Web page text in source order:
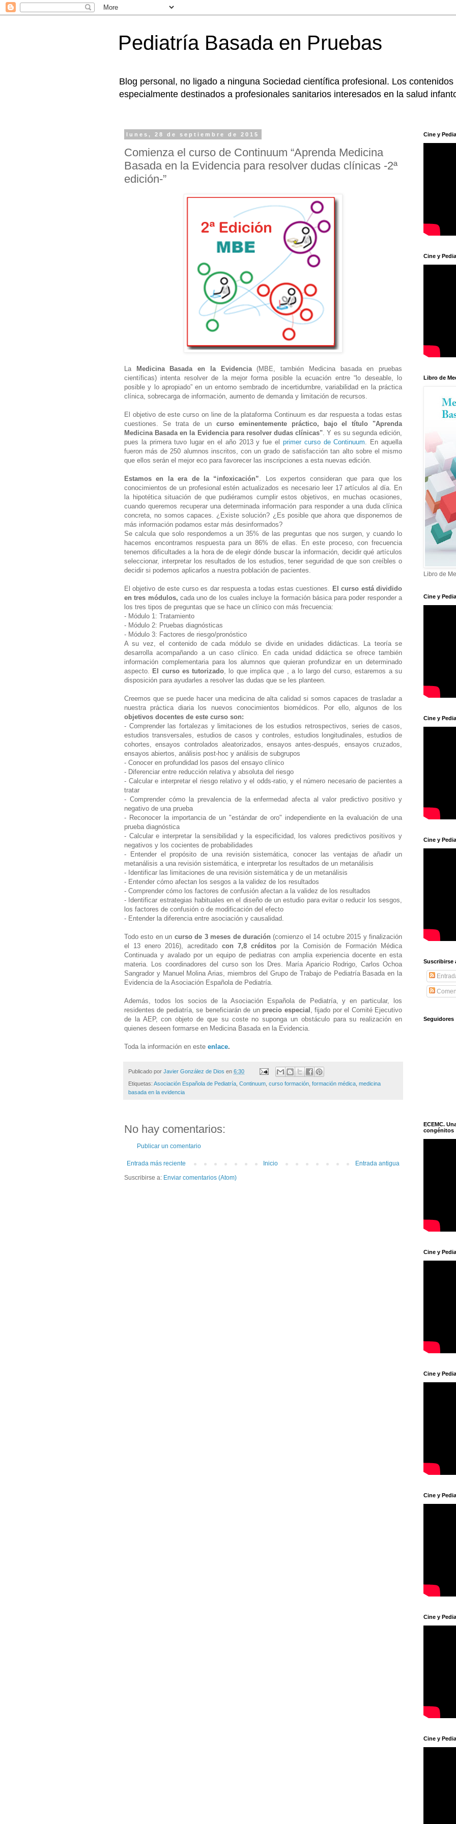
Pediatría Basada en Pruebas
Blog personal, no ligado a ninguna Sociedad científica profesional. Los
especialmente destinados a profesionales sanitarios interesados en la salud
lunes, 28 de septiembre de 2015
Comienza el curso de Continuum “Aprenda Medicina
Basada en la Evidencia para resolver dudas clínicas -2ª
edición-”
La Medicina Basada en la Evidencia(MBE, también Medicina basada en pruebas
científicas) intenta resolver de la mejor forma posible la ecuación entre “lo deseable, lo
posible y lo apropiado” en un entorno sembrado de incertidumbre, variabilidad en la práctica
clínica, sobrecarga de información, aumento de demanda y limitación de recursos.
El objetivo de este curso on line de la plataforma Continuum es dar respuesta a todas estas
cuestiones. Se trata de uncurso eminentemente práctico, bajo el título "Aprenda
Medicina Basada en la Evidencia para resolver dudas clínicas" . Y es su segunda edición,
pues la primera tuvo lugar en el año 2013 y fue el primer curso de Continuum . En aquella
fueron más de 250 alumnos inscritos, con un grado de satisfacción tan alto sobre el mismo
que ellos serán el mejor eco para favorecer las inscripciones a esta nuevas edición.
Estamos en la era de la “infoxicación” . Los expertos consideran que para que los
conocimientos de un profesional estén actualizados es necesario leer 17 artículos al día. En
la hipotética situación de que pudiéramos cumplir estos objetivos, en muchas ocasiones,
cuando queremos recuperar una determinada información para responder a una duda clínica
concreta, no somos capaces. ¿Existe solución? ¿Es posible que ahora que disponemos de
más información podamos estar más desinformados?
Se calcula que solo respondemos a un 35% de las preguntas que nos surgen, y cuando lo
hacemos encontramos respuesta para un 86% de ellas. En este proceso, con frecuencia
tenemos dificultades a la hora de de elegir dónde buscar la información, decidir qué artículos
seleccionar, interpretar los resultados de los estudios, tener seguridad de que son creíbles o
decidir si podemos aplicarlos a nuestra población de pacientes.
El objetivo de este curso es dar respuesta a todas estas cuestiones. El curso está dividido
en tres módulos, cada uno de los cuales incluye la formación básica para poder responder a
los tres tipos de preguntas que se hace un clínico con más frecuencia:
- Módulo 1: Tratamiento
- Módulo 2: Pruebas diagnósticas
- Módulo 3: Factores de riesgo/pronóstico
A su vez, el contenido de cada módulo se divide en unidades didácticas. La teoría se
desarrolla acompañando a un caso clínico. En cada unidad didáctica se ofrece también
información complementaria para los alumnos que quieran profundizar en un determinado
aspecto. El curso es tutorizado , lo que implica que , a lo largo del curso, estaremos a su
disposición para ayudarles a resolver las dudas que se les planteen.
Creemos que se puede hacer una medicina de alta calidad si somos capaces de trasladar a
nuestra práctica diaria los nuevos conocimientos biomédicos. Por ello, algunos de los
objetivos docentes de este curso son:
- Comprender las fortalezas y limitaciones de los estudios retrospectivos, series de casos,
estudios transversales, estudios de casos y controles, estudios longitudinales, estudios de
cohortes, ensayos controlados aleatorizados, ensayos antes-después, ensayos cruzados,
ensayos abiertos, análisis post-hoc y análisis de subgrupos
- Conocer en profundidad los pasos del ensayo clínico
- Diferenciar entre reducción relativa y absoluta del riesgo
- Calcular e interpretar el riesgo relativo y el odds-ratio, y el número necesario de pacientes a
tratar
- Comprender cómo la prevalencia de la enfermedad afecta al valor predictivo positivo y
negativo de una prueba
- Reconocer la importancia de un "estándar de oro" independiente en la evaluación de una
prueba diagnóstica
- Calcular e interpretar la sensibilidad y la especificidad, los valores predictivos positivos y
negativos y los cocientes de probabilidades
- Entender el propósito de una revisión sistemática, conocer las ventajas de añadir un
metanálisis a una revisión sistemática, e interpretar los resultados de un metanálisis
- Identificar las limitaciones de una revisión sistemática y de un metanálisis
- Entender cómo afectan los sesgos a la validez de los resultados
- Comprender cómo los factores de confusión afectan a la validez de los resultados
- Identificar estrategias habituales en el diseño de un estudio para evitar o reducir los sesgos,
los factores de confusión o de modificación del efecto
- Entender la diferencia entre asociación y causalidad.
Todo esto en un curso de 3 meses de duración (comienzo el 14 octubre 2015 y finalización
el 13 enero 2016), acreditado con 7,8 créditos por la Comisión de Formación Médica
Continuada y avalado por un equipo de pediatras con amplia experiencia docente en esta
materia. Los coordinadores del curso son los Dres. María Aparicio Rodrigo, Carlos Ochoa
Sangrador y Manuel Molina Arias, miembros del Grupo de Trabajo de Pediatría Basada en la
Evidencia de la Asociación Española de Pediatría.
Además, todos los socios de la Asociación Española de Pediatría, y en particular, los
residentes de pediatría, se beneficiarán de un precio especial , fijado por el Comité Ejecutivo
de la AEP, con objeto de que su coste no suponga un obstáculo para su realización en
quienes deseen formarse en Medicina Basada en la Evidencia.
Toda la información en este enlace.
Publicado por Javier González de Dios en 6:30
Etiquetas: Asociación Española de Pediatría Continuum curso formación formación médica medicina
basada en la evidencia
No hay comentarios:
Publicar un comentario
Entrada más reciente Entrada antigua
Inicio
Suscribirse a: Enviar comentarios (Atom)
Cine y
Cine y
Libro de
Libro de
Cine y
Cine y
Cine y
Suscribirse
Seguidores
ECEMC.
congénitos
Cine y
Cine y
Cine y
Cine y
Cine y